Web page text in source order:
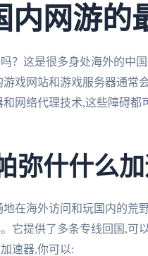
内网游的
？这是很多身处海外的中
戏网站和游戏服务器通常
网络代理技术,这些障碍
弥什什么
在海外访问和玩国内的荒
它提供了多条专线回国,可
速器,你可以: